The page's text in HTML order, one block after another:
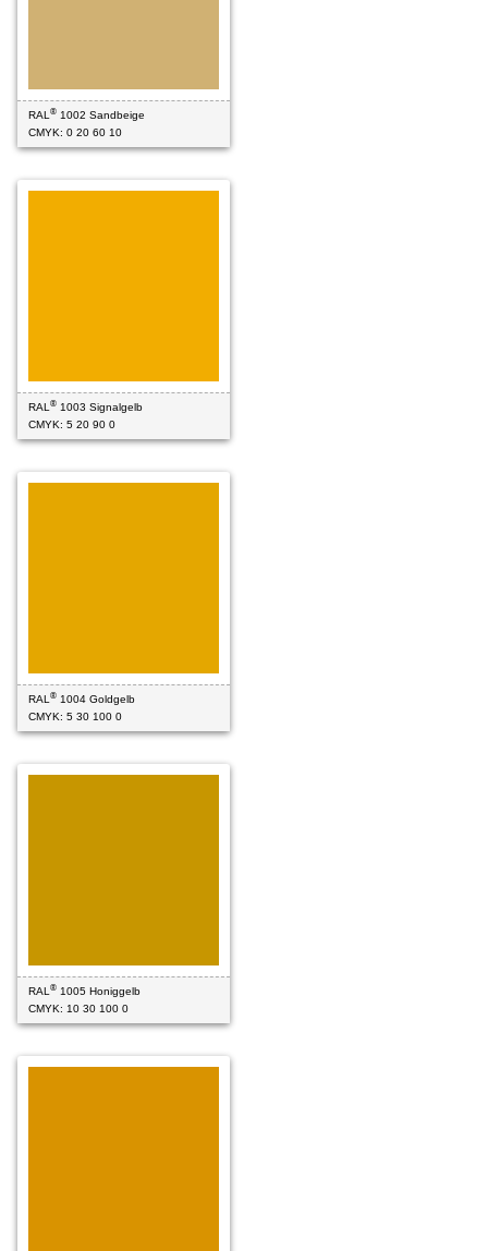
RAL® 1002 Sandbeige
CMYK: 0 20 60 10
RAL® 1003 Signalgelb
CMYK: 5 20 90 0
RAL® 1004 Goldgelb
CMYK: 5 30 100 0
RAL® 1005 Honiggelb
CMYK: 10 30 100 0